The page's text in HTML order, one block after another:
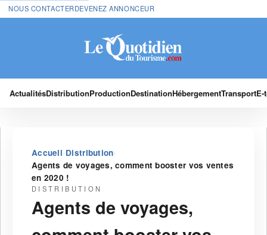
NOUS CONTACTERDEVENEZ ANNONCEUR
ActualitésDistributionProductionDestinationHébergementTransport
Accueil›Distribution›
Agents de voyages, comment booster vos ventes
en 2020 !
DISTRIBUTION
Agents de voyages,